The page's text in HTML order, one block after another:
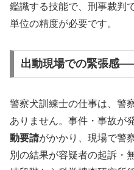
鑑識する技能で、刑事裁判
単位の精度が必要です。
出動現場での緊張感
警察犬訓練士の仕事は、警
ありません。事件・事故が
動要請がかかり、現場で警
別の結果が容疑者の起訴・